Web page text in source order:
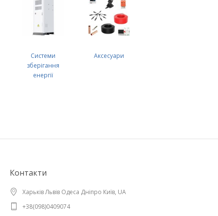
Системи
зберігання
енергії
Аксесуари
Контакти
Харьків Львів Одеса Дніпро Київ, UA
+38(098)0409074